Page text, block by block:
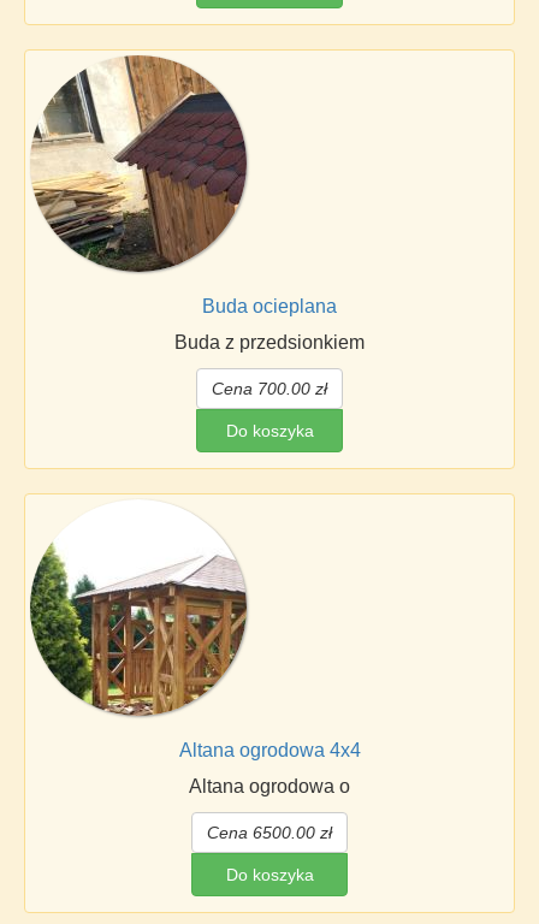
Buda ocieplana
Buda z przedsionkiem
Cena 700.00 zł
Do koszyka
Altana ogrodowa 4x4
Altana ogrodowa o
Cena 6500.00 zł
Do koszyka